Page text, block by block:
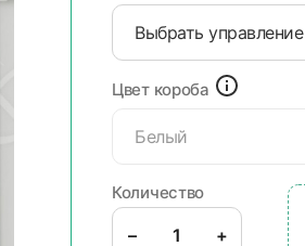
Выбрать управление
Цвет короба
Белый
Количество
– +